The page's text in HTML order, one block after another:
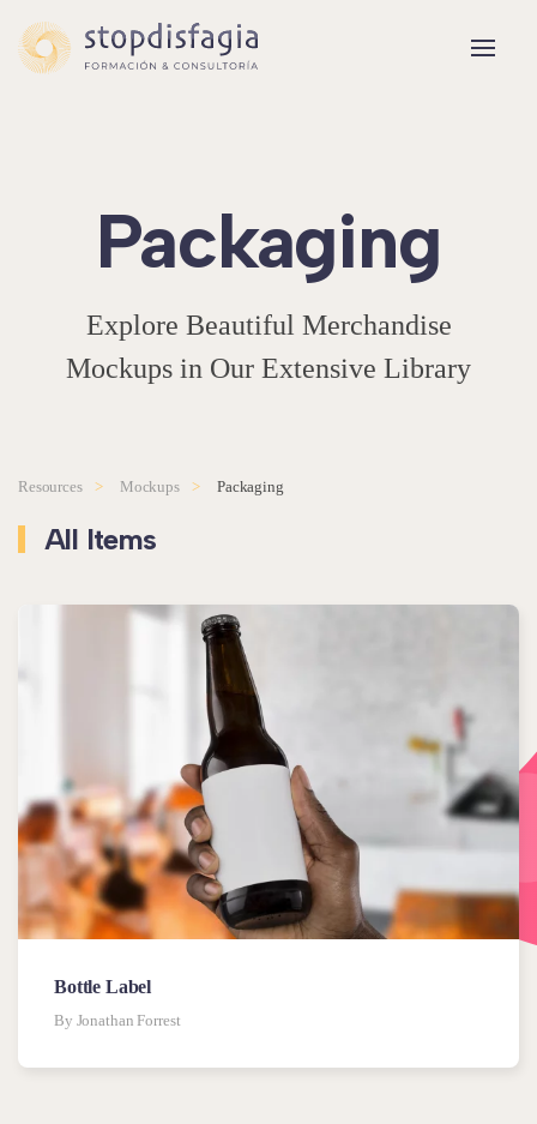
Skip to main content
Pack­aging
Explore Beautiful Merchandise
Mockups in Our Extensive Library
Resources Mockups Pack­aging
All Items
Bottle Label
By Jonathan Forrest